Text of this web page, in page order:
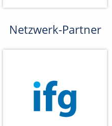
Netzwerk-Partner